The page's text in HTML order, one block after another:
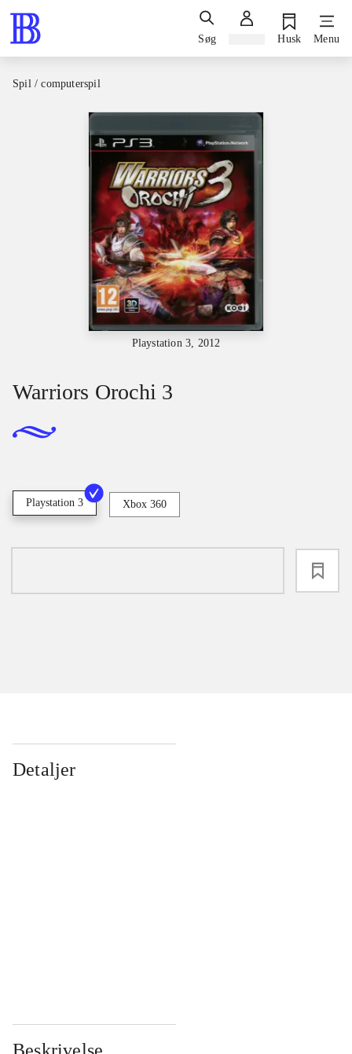
Søg Husk Menu
Spil / computerspil
Playstation 3, 2012
Warriors Orochi 3
Playstation 3 Xbox 360
Detaljer